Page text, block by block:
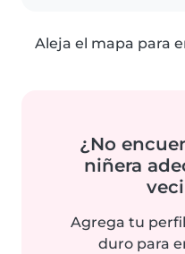
Aleja el mapa para
¿No
niñera
Agrega tu
duro para